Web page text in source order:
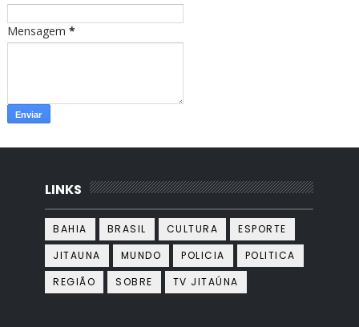
Mensagem *
LINKS
BAHIA BRASIL CULTURA
ESPORTE
JITAUNA
MUNDO POLICIA
POLITICA
REGIÃO
SOBRE TV JITAÚNA